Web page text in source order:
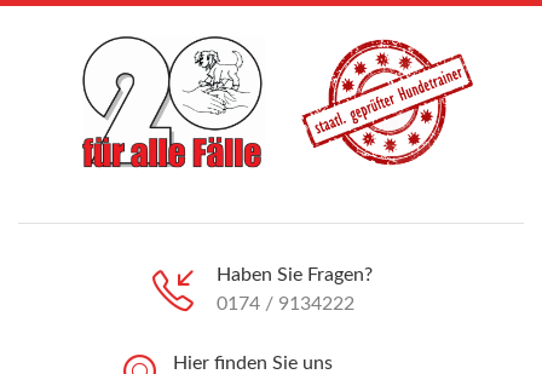
Haben Sie Fragen?
0174 / 9134222
Hier finden Sie uns